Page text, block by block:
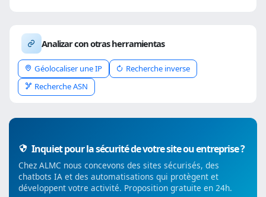
Analizar con otras herramientas
Géolocaliser une IP
Recherche inverse
Recherche ASN
Inquiet pour la sécurité de votre site ou entreprise ?
Chez ALMC nous concevons des sites sécurisés, des
chatbots IA et des automatisations qui protègent et
développent votre activité. Proposition gratuite en 24h.